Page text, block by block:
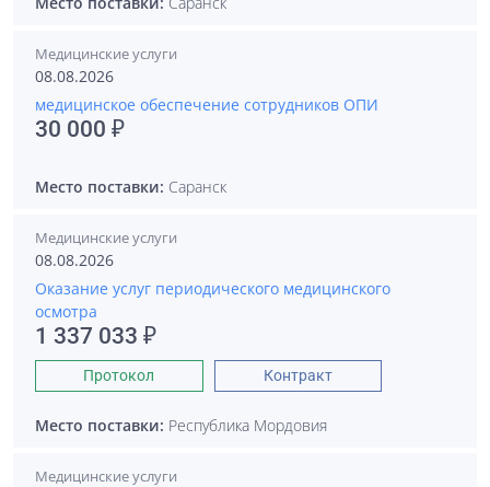
Медицинские услуги
08.08.2026
медицинское обеспечение сотрудников ОПИ
30 000 ₽
Место поставки: Саранск
Медицинские услуги
08.08.2026
Оказание услуг периодического медицинского
осмотра
1 337 033 ₽
Протокол Контракт
Место поставки: Республика Мордовия
Медицинские услуги